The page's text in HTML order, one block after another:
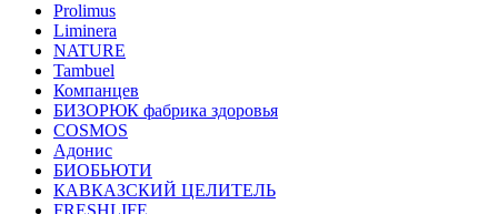
Prolimus
Liminera
NATURE
Tambuel
Компанцев
БИЗОРЮК фабрика здоровья
COSMOS
Адонис
БИОБЬЮТИ
КАВКАЗСКИЙ ЦЕЛИТЕЛЬ
FRESHLIFE